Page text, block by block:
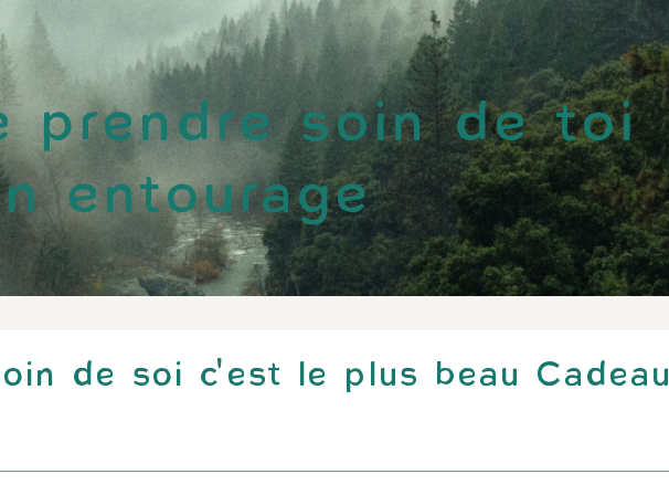
prendre soin de toi
entourage
de soi c'est le plus beau Cadeau